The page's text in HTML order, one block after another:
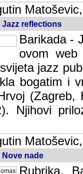
Jazz reflections
Barikada -
ovom web
jazz
bogatim i
(Zagreb,
Njihovi
Nove nade
Rubrika,